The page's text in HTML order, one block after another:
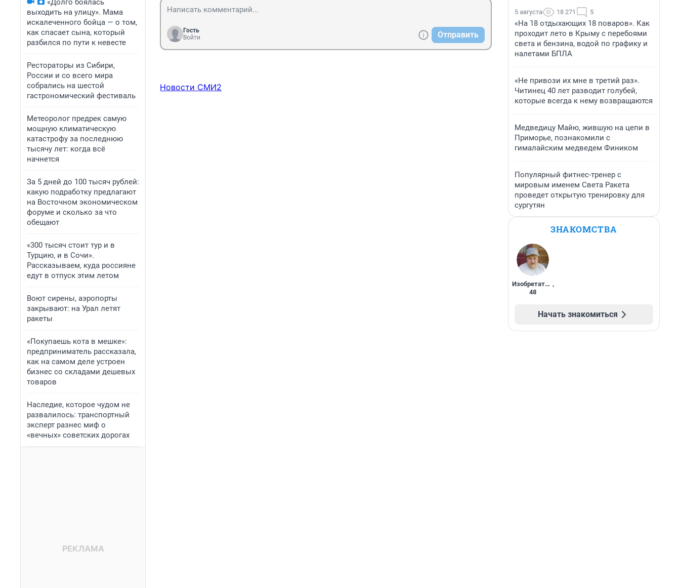
«Долго боялась
выходить на улицу». Мама
искалеченного бойца — о том,
как спасает сына, который
разбился по пути к невесте
Рестораторы из Сибири,
России и со всего мира
собрались на шестой
гастрономический фестиваль
Метеоролог предрек самую
мощную климатическую
катастрофу за последнюю
тысячу лет: когда всё
начнется
За 5 дней до 100 тысяч рублей:
какую подработку предлагают
на Восточном экономическом
форуме и сколько за что
обещают
«300 тысяч стоит тур и в
Турцию, и в Сочи».
Рассказываем, куда россияне
едут в отпуск этим летом
Воют сирены, аэропорты
закрывают: на Урал летят
ракеты
«Покупаешь кота в мешке»:
предприниматель рассказала,
как на самом деле устроен
бизнес со складами дешевых
товаров
Наследие, которое чудом не
развалилось: транспортный
эксперт разнес миф о
«вечных» советских дорогах
Гость
Войти
Отправить
Новости СМИ2
5 августа 18 271 5
«На 18 отдыхающих 18 поваров». Как
проходит лето в Крыму с перебоями
света и бензина, водой по графику и
налетами БПЛА
«Не привози их мне в третий раз».
Читинец 40 лет разводит голубей,
которые всегда к нему возвращаются
Медведицу Майю, жившую на цепи в
Приморье, познакомили с
гималайским медведем Фиником
Популярный фитнес-тренер с
мировым именем Света Ракета
проведет открытую тренировку для
сургутян
ЗНАКОМСТВА
Изобретатель ,
48
Начать знакомиться